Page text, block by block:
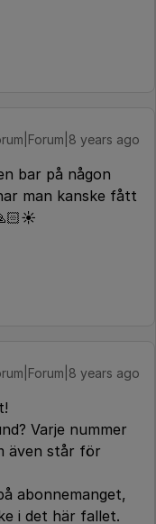
years ago
bar på någon
man kanske fått
years ago
Varje nummer
även står för
abonnemanget,
i det här fallet.